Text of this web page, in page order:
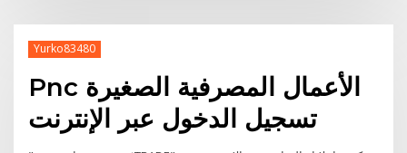
Yurko83480
Pnc الأعمال المصرفية الصغيرة
تسجيل الدخول عبر الإنترنت